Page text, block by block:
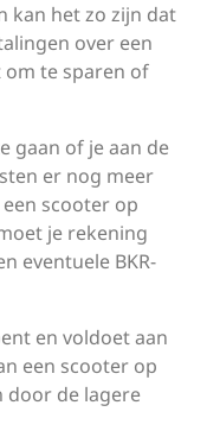
kan het zo zijn dat
over een
te sparen of
gaan of je aan de
er nog meer
scooter op
je rekening
eventuele BKR-
en voldoet aan
een scooter op
door de lagere